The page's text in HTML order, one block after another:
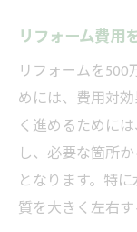
リフォーム費用
リフォームを
めには、費用対
く進めるために
し、必要な箇所
となります。特
質を大きく左右